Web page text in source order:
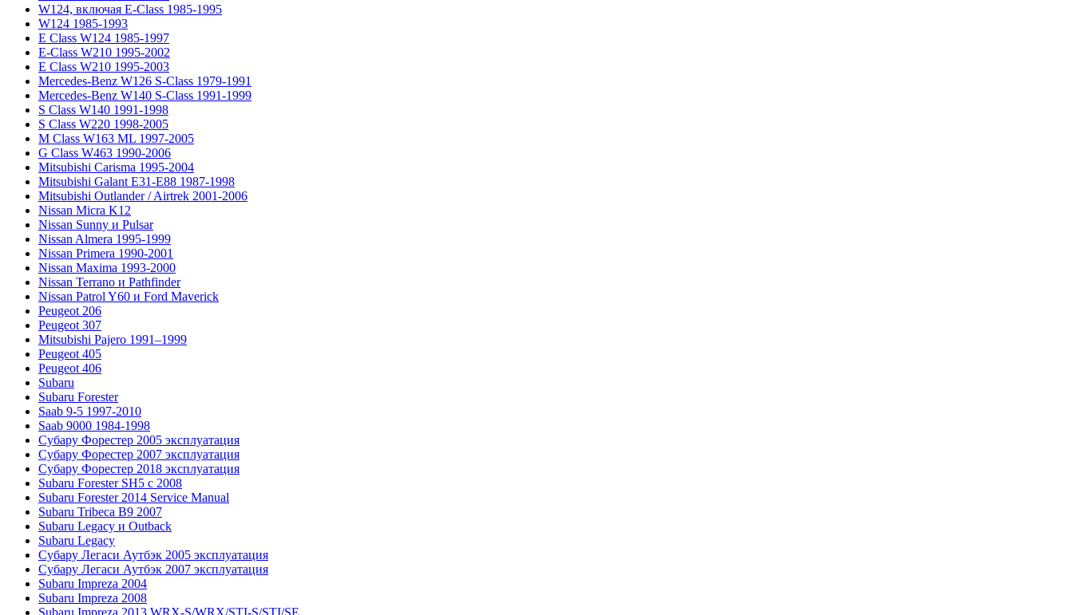
W124, включая E-Class 1985-1995
W124 1985-1993
E Class W124 1985-1997
E-Class W210 1995-2002
E Class W210 1995-2003
Mercedes-Benz W126 S-Class 1979-1991
Mercedes-Benz W140 S-Class 1991-1999
S Class W140 1991-1998
S Class W220 1998-2005
M Class W163 ML 1997-2005
G Class W463 1990-2006
Mitsubishi Carisma 1995-2004
Mitsubishi Galant E31-E88 1987-1998
Mitsubishi Outlander / Airtrek 2001-2006
Nissan Micra K12
Nissan Sunny и Pulsar
Nissan Almera 1995-1999
Nissan Primera 1990-2001
Nissan Maxima 1993-2000
Nissan Terrano и Pathfinder
Nissan Patrol Y60 и Ford Maverick
Peugeot 206
Peugeot 307
Mitsubishi Pajero 1991–1999
Peugeot 405
Peugeot 406
Subaru
Subaru Forester
Saab 9-5 1997-2010
Saab 9000 1984-1998
Субару Форестер 2005 эксплуатация
Субару Форестер 2007 эксплуатация
Субару Форестер 2018 эксплуатация
Subaru Forester SH5 с 2008
Subaru Forester 2014 Service Manual
Subaru Tribeca В9 2007
Subaru Legacy и Outback
Subaru Legacy
Субару Легаси Аутбэк 2005 эксплуатация
Субару Легаси Аутбэк 2007 эксплуатация
Subaru Impreza 2004
Subaru Impreza 2008